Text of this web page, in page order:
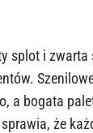
splot i
a bogata
że